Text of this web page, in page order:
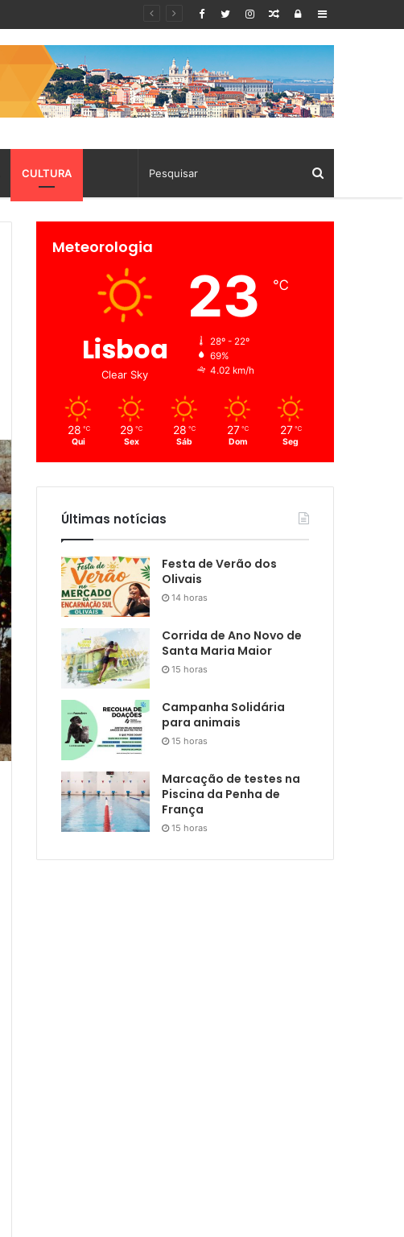
Sidebar
Log
Random
CULTURA
Meteorologia
Lisboa
Clear Sky
23 ℃
28º - 22º
69%
4.02 km/h
28 ℃
Qui
29 ℃
Sex
28 ℃
Sáb
27 ℃
Dom
27 ℃
Seg
Últimas notícias
Festa de Verão dos
Olivais
14 horas
Corrida de Ano Novo de
Santa Maria Maior
15 horas
Campanha Solidária
para animais
15 horas
Marcação de testes na
Piscina da Penha de
França
15 horas